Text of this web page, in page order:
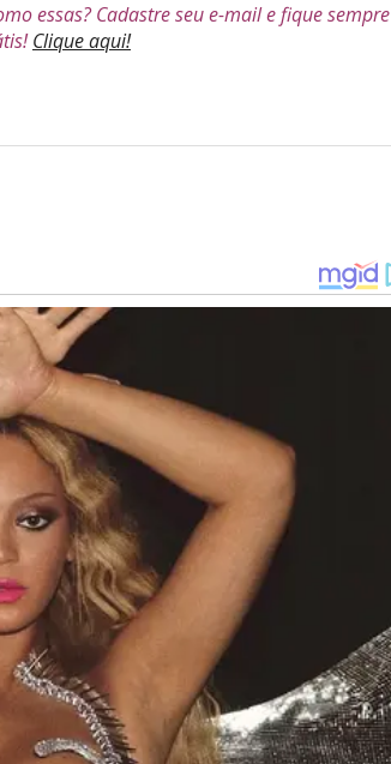
essas? Cadastre seu e-mail e fique sempre
Clique aqui!